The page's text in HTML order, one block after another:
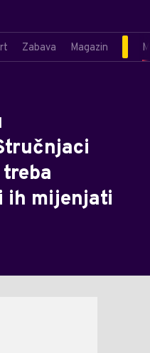
Zabava Magazin
ih mijenjati